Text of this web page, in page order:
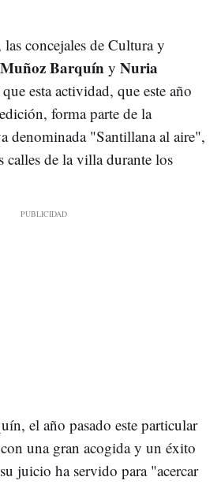
concejales de Cultura y
Barquín y Nuria
esta actividad, que este año
forma parte de la
denominada "Santillana al aire",
calles de la villa durante los
el año pasado este particular
una gran acogida y un éxito
juicio ha servido para "acercar